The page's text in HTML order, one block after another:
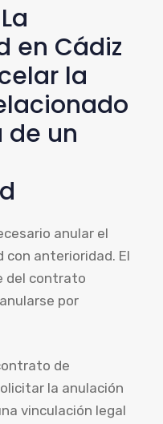
en Cádiz
la
de un
anular el
anterioridad. El
del contrato
por
de
la anulación
vinculación legal